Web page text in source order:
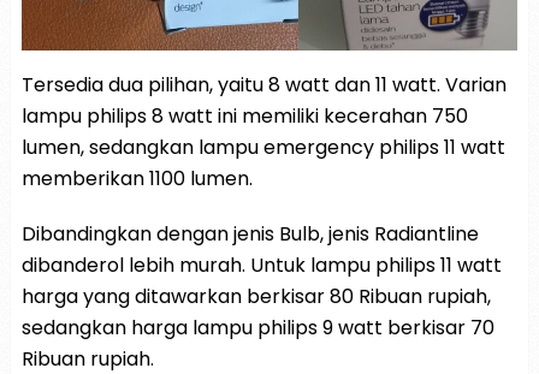
Tersedia dua pilihan, yaitu 8 watt dan 11 watt. Varian
lampu philips 8 watt ini memiliki kecerahan 750
lumen, sedangkan lampu emergency philips 11 watt
memberikan 1100 lumen.
Dibandingkan dengan jenis Bulb, jenis Radiantline
dibanderol lebih murah. Untuk lampu philips 11 watt
harga yang ditawarkan berkisar 80 Ribuan rupiah,
sedangkan harga lampu philips 9 watt berkisar 70
Ribuan rupiah.